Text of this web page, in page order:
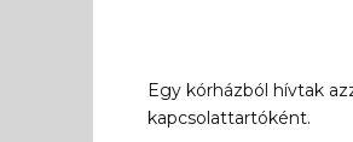
Egy kórházból hívtak
kapcsolattartóként.